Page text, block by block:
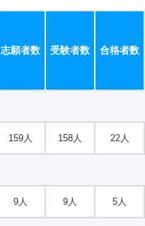
6人 6人 6人
志願者数 受験者数 合格者数
159人 158人 22人
9人 9人 5人